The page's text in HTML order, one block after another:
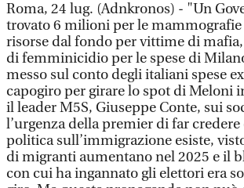
Roma, 24 lug. (Adnkronos) - "Un
trovato 6 milioni per le mammografie
risorse dal fondo per vittime di
di femminicidio per le spese di
messo sul conto degli italiani spese
capogiro per girare lo spot di Meloni
il leader M5S, Giuseppe Conte, sui
l’urgenza della premier di far credere
politica sull’immigrazione esiste,
di migranti aumentano nel 2025 e il
con cui ha ingannato gli elettori era